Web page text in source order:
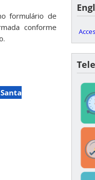
formulário de
conforme